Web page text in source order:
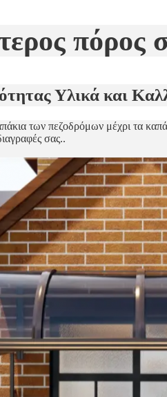
πόρος
Υλικά και
των πεζοδρόμων μέχρι τα
σας..